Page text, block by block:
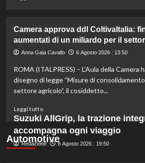
Mortadella
ritirata:
rischio
scopri
quali
marche
supermercati.
Camera approva ddl ColtivaItalia:
aumentati di un miliardo per il
Anna Gaia Cavallo 6 Agosto 2026 : 13:50
ROMA (ITALPRESS) – L’Aula della Camera
disegno di legge “Misure di
settore agricolo”, il cosiddetto...
Leggi tuttoLeggi
di
su
Camera
Automotive
Suzuki AllGrip, la trazione
accompagna ogni viaggio
Redazione 8 Agosto 2026 : 19:50